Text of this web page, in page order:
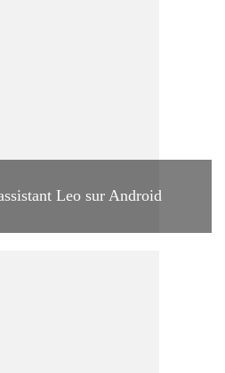
Leo sur Android